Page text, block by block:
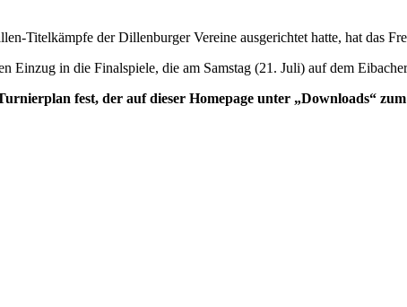
Titelkämpfe der Dillenburger Vereine ausgerichtet hatte, hat das
in die Finalspiele, die am Samstag (21. Juli) auf dem
fest, der auf dieser Homepage unter „Downloads“